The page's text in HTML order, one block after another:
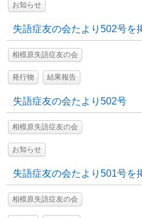
お知らせ
失語症友の会たより502号を
相模原失語症友の会
発行物 結果報告
失語症友の会たより502号
相模原失語症友の会
お知らせ
失語症友の会たより501号を
相模原失語症友の会